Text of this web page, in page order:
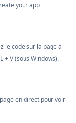
your app
le code sur la page à
+ V (sous Windows).
en direct pour voir